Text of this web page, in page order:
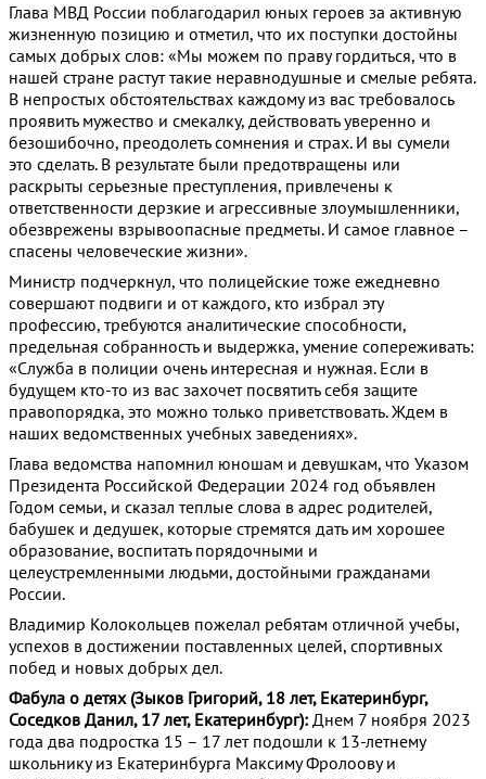
Глава МВД России поблагодарил юных героев за активную
жизненную позицию и отметил, что их поступки достойны
самых добрых слов: «Мы можем по праву гордиться, что в
нашей стране растут такие неравнодушные и смелые ребята.
В непростых обстоятельствах каждому из вас требовалось
проявить мужество и смекалку, действовать уверенно и
безошибочно, преодолеть сомнения и страх. И вы сумели
это сделать. В результате были предотвращены или
раскрыты серьезные преступления, привлечены к
ответственности дерзкие и агрессивные злоумышленники,
обезврежены взрывоопасные предметы. И самое главное –
спасены человеческие жизни».
Министр подчеркнул, что полицейские тоже ежедневно
совершают подвиги и от каждого, кто избрал эту
профессию, требуются аналитические способности,
предельная собранность и выдержка, умение сопереживать:
«Служба в полиции очень интересная и нужная. Если в
будущем кто-то из вас захочет посвятить себя защите
правопорядка, это можно только приветствовать. Ждем в
наших ведомственных учебных заведениях».
Глава ведомства напомнил юношам и девушкам, что Указом
Президента Российской Федерации 2024 год объявлен
Годом семьи, и сказал теплые слова в адрес родителей,
бабушек и дедушек, которые стремятся дать им хорошее
образование, воспитать порядочными и
целеустремленными людьми, достойными гражданами
России.
Владимир Колокольцев пожелал ребятам отличной учебы,
успехов в достижении поставленных целей, спортивных
побед и новых добрых дел.
Фабула о детях (Зыков Григорий, 18 лет, Екатеринбург,
Соседков Данил, 17 лет, Екатеринбург): Днем 7 ноября 2023
года два подростка 15 – 17 лет подошли к 13-летнему
школьнику из Екатеринбурга Максиму Фролоову и